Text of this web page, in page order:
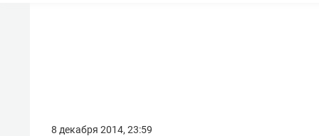
8 декабря 2014, 23:59